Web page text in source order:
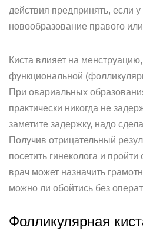
действия предпринять, если
новообразование правого
Киста влияет на
функциональной
При овариальных
практически никогда не
заметите задержку, надо
Получив отрицательный
посетить гинеколога и
врач может назначить
можно ли обойтись без
Фолликулярная